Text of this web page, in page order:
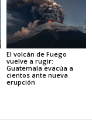
El volcán de Fuego
vuelve a rugir:
Guatemala evacúa a
cientos ante nueva
erupción